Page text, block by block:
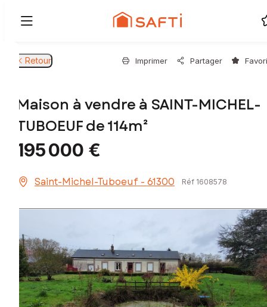
Retour Imprimer Partager
Maison à vendre à SAINT-MICHEL-
TUBOEUF de 114m²
195 000 €
Saint-Michel-Tuboeuf - 61300 Réf 1608578